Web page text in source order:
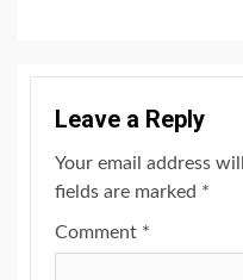
Leave a Reply
Your email address
fields are marked *
Comment *